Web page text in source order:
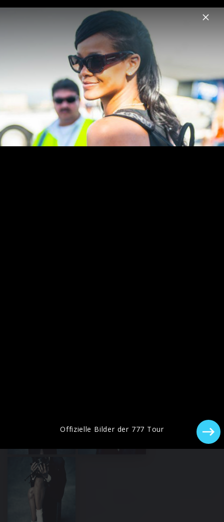
Menu
News Musik Videos Fotos Biografie
Pressefotos "Lift Me Up" (2022)
Offizielle Bilder der 777 Tour